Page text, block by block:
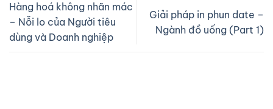
Hàng hoá không nhãn mác
– Nỗi lo của Người tiêu
dùng và Doanh nghiệp
Giải pháp in phun date –
Ngành đồ uống (Part 1)